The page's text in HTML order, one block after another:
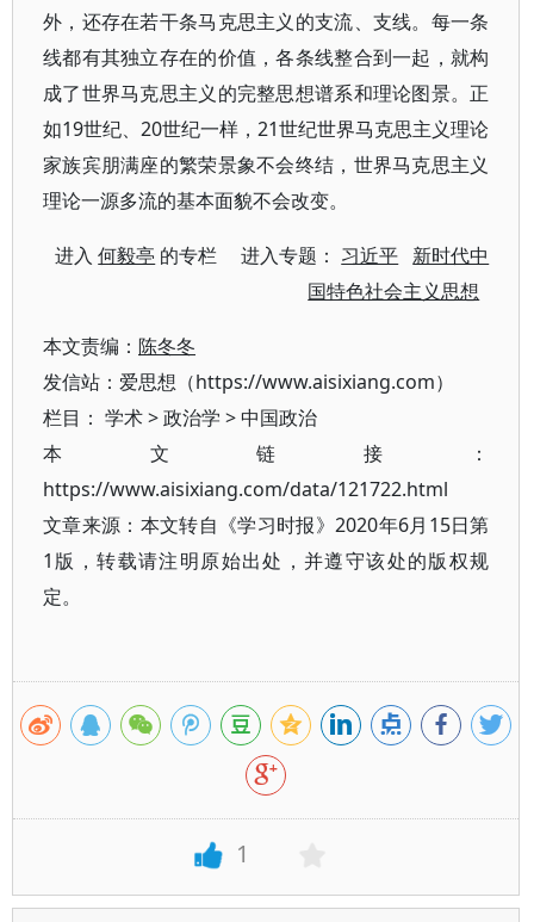
外，还存在若干条马克思主义的支流、支线。每一条
线都有其独立存在的价值，各条线整合到一起，就构
成了世界马克思主义的完整思想谱系和理论图景。正
如19世纪、20世纪一样，21世纪世界马克思主义理论
家族宾朋满座的繁荣景象不会终结，世界马克思主义
理论一源多流的基本面貌不会改变。
进入何毅亭 的专栏 进入专题： 习近平 新时代中
国特色社会主义思想
本文责编： 陈冬冬
发信站：爱思想（https://www.aisixiang.com）
栏目： 学术>政治学 >中国政治
本文链接：
https://www.aisixiang.com/data/121722.html
文章来源：本文转自《学习时报》2020年6月15日第
1版，转载请注明原始出处，并遵守该处的版权规
定。
1